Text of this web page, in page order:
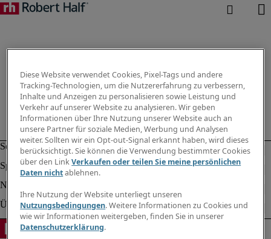
Diese Website verwendet Cookies, Pixel-Tags und andere
Tracking-Technologien, um die Nutzererfahrung zu verbessern,
Inhalte und Anzeigen zu personalisieren sowie Leistung und
Verkehr auf unserer Website zu analysieren. Wir geben
Informationen über Ihre Nutzung unserer Website auch an
unsere Partner für soziale Medien, Werbung und Analysen
weiter. Sollten wir ein Opt-out-Signal erkannt haben, wird dieses
berücksichtigt. Sie können die Verwendung bestimmter Cookies
über den LinkVerkaufen oder teilen Sie meine persönlichen
Daten nichtablehnen.
Ihre Nutzung der Website unterliegt unseren
Nutzungsbedingungen. Weitere Informationen zu Cookies und
wie wir Informationen weitergeben, finden Sie in unserer
Datenschutzerklärung.